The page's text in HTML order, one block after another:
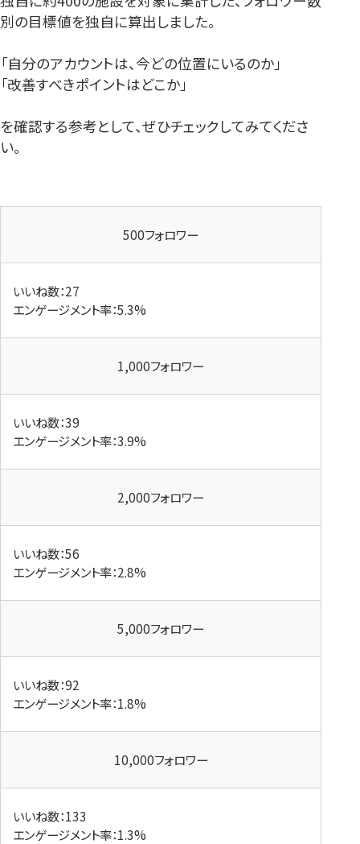
別の目標値を独自に算出しました。
「自分のアカウントは、今どの位置にいるのか」
「改善すべきポイントはどこか」
を確認する参考として、ぜひチェックしてみてくださ
い。
500フォロワー
いいね数：27
エンゲージメント率：5.3%
1,000フォロワー
いいね数：39
エンゲージメント率：3.9%
2,000フォロワー
いいね数：56
エンゲージメント率：2.8%
5,000フォロワー
いいね数：92
エンゲージメント率：1.8%
10,000フォロワー
いいね数：133
エンゲージメント率：1.3%